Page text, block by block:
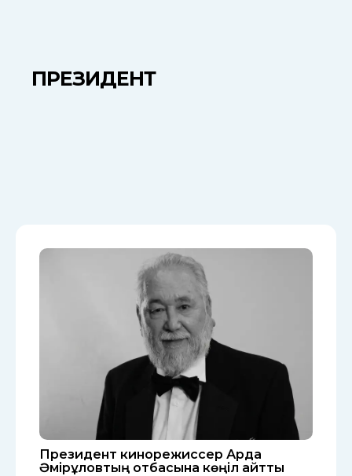
ПРЕЗИДЕНТ
Президент кинорежиссер Ардақ
Әмірқұловтың отбасына көңіл айтты